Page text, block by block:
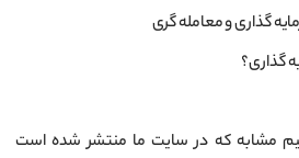
گذاری و معامله گری
گذاری‌؟
مشابه که در سایت ما منتشر شده است